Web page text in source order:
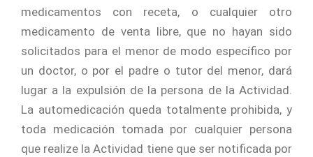
medicamentos con receta, o cualquier otro
medicamento de venta libre, que no hayan sido
solicitados para el menor de modo específico por
un doctor, o por el padre o tutor del menor, dará
lugar a la expulsión de la persona de la Actividad.
La automedicación queda totalmente prohibida, y
toda medicación tomada por cualquier persona
que realize la Actividad tiene que ser notificada por